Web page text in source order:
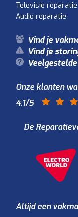
Televisie reparatie
Audio reparatie
Vind je
Vind je
Onze klanten
4.1/5
De
Altijd een